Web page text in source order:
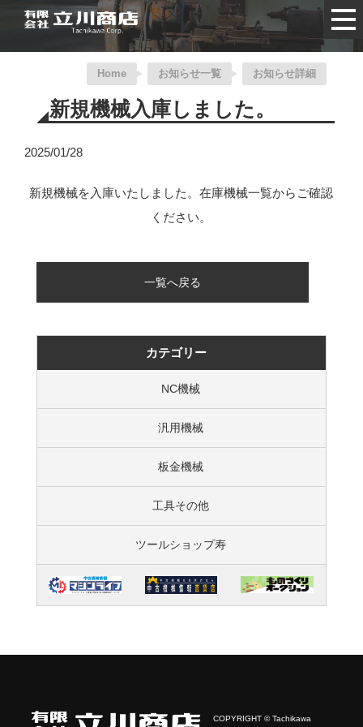
Home お知らせ一覧 お知らせ詳細
新規機械入庫しました。
2025/01/28
新規機械を入庫いたしました。在庫機械一覧からご確認
ください。
一覧へ戻る
カテゴリー
NC機械
汎用機械
板金機械
工具その他
ツールショップ寿
COPYRIGHT © Tachikawa